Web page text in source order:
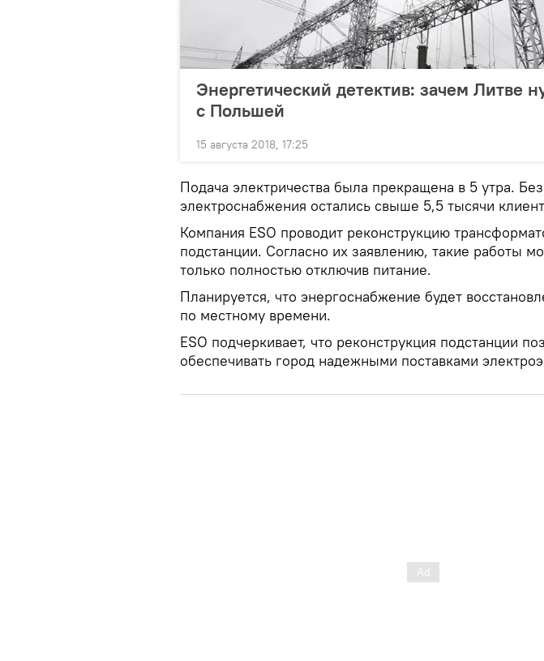
Энергетический детектив: зачем Литве
с Польшей
15 августа 2018, 17:25
Подача электричества была прекращена в 5 утра. Без
электроснабжения остались свыше 5,5 тысячи
Компания ESO проводит реконструкцию
подстанции. Согласно их заявлению, такие работы
только полностью отключив питание.
Планируется, что энергоснабжение будет
по местному времени.
ESO подчеркивает, что реконструкция подстанции
обеспечивать город надежными поставками